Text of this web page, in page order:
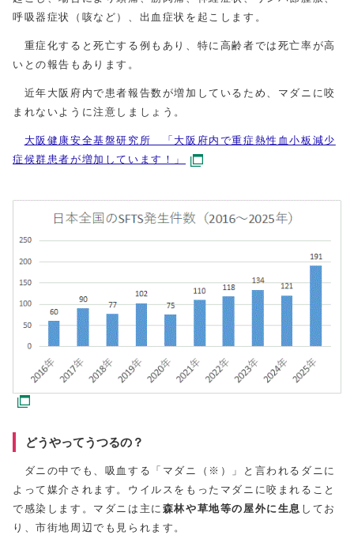
呼吸器症状（咳など）、出血症状を起こします。
重症化すると死亡する例もあり、特に高齢者では死亡率が高
いとの報告もあります。
近年大阪府内で患者報告数が増加しているため、マダニに咬
まれないように注意しましょう。
大阪健康安全基盤研究所 「大阪府内で重症熱性血小板減少
症候群患者が増加しています！」
どうやってうつるの？
ダニの中でも、吸血する「マダニ（※）」と言われるダニに
よって媒介されます。ウイルスをもったマダニに咬まれること
で感染します。マダニは主に 森林や草地等の屋外に生息 してお
り、市街地周辺でも見られます。